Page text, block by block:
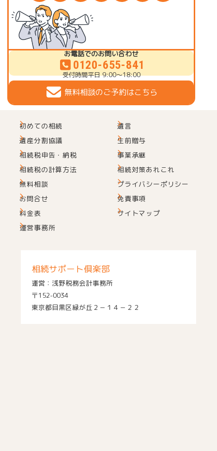
お電話でのお問い合わせ
0120-655-841
受付時間平日 9:00～18:00
無料相談のご予約はこちら
初めての相続
遺産分割協議
相続税申告・納税
相続税の計算方法
遺言
生前贈与
事業承継
相続対策あれこれ
無料相談
お問合せ
料金表
運営事務所
プライバシーポリシー
免責事項
サイトマップ
相続サポート倶楽部
運営：浅野税務会計事務所
〒152-0034
東京都目黒区緑が丘２－１４－２２